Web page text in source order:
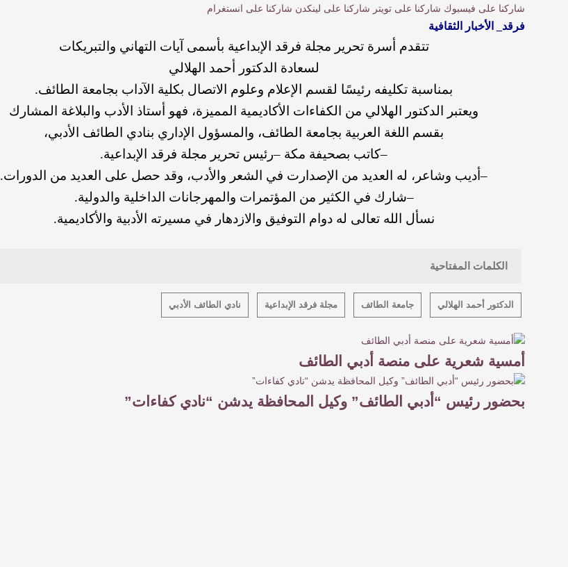
شاركنا على فيسبوك شاركنا على تويتر شاركنا على لينكدن شاركنا على انستغرام
فرقد_ الأخبار الثقافية
تتقدم أسرة تحرير مجلة فرقد الإبداعية بأسمى آيات التهاني والتبريكات
لسعادة ا لدكتور أحمد
الهلالي
بمناسبة تكليفه رئيسًا لقسم الإعلام وعلوم الاتصال بكلية الآداب بجامعة الطائف.
ويعتبر
الدكتور الهلالي من الكفاءات الأكاديمية المميزة، فهو أستاذ الأدب والبلاغة
المشارك
بقسم
اللغة العربية بجامعة الطائف، والمسؤول الإداري بنادي الطائف
الأدبي،
–كاتب بصحيفة مكة –رئيس تحرير مجلة فرقد الإبداعية.
–أديب وشاعر، له العديد من الإصدارت في الشعر والأدب، وقد حصل على العديد من
الدورات.
–شارك في الكثير من المؤتمرات والمهرجانات الداخلية والدولية.
نسأل
الله تعالى له دوام التوفيق والازدهار في مسيرته الأدبية والأكاديمية.
الكلمات المفتاحية
الدكتور أحمد الهلالي جامعة الطائف مجلة فرقد الإبداعية نادي الطائف الأدبي
أمسية شعرية على منصة أدبي الطائف
بحضور رئيس “أدبي الطائف” وكيل المحافظة يدشن “نادي كفاءات”